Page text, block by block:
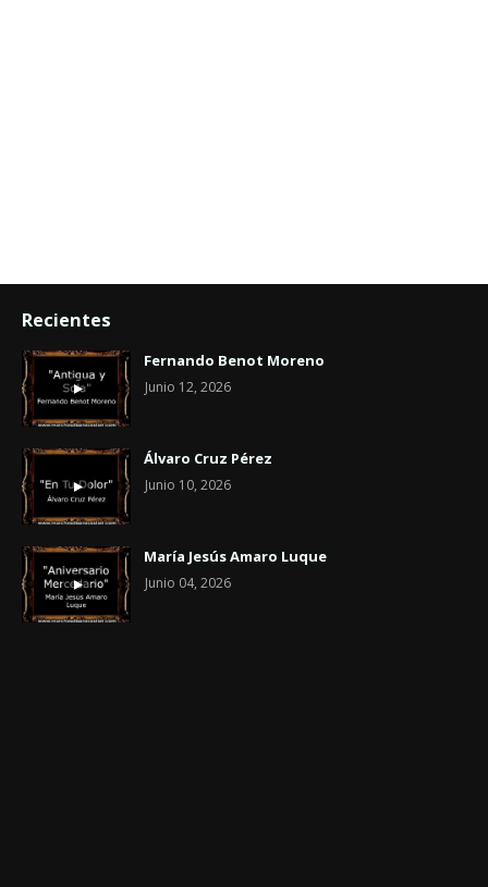
Recientes
Fernando Benot Moreno
Junio 12, 2026
Álvaro Cruz Pérez
Junio 10, 2026
María Jesús Amaro Luque
Junio 04, 2026